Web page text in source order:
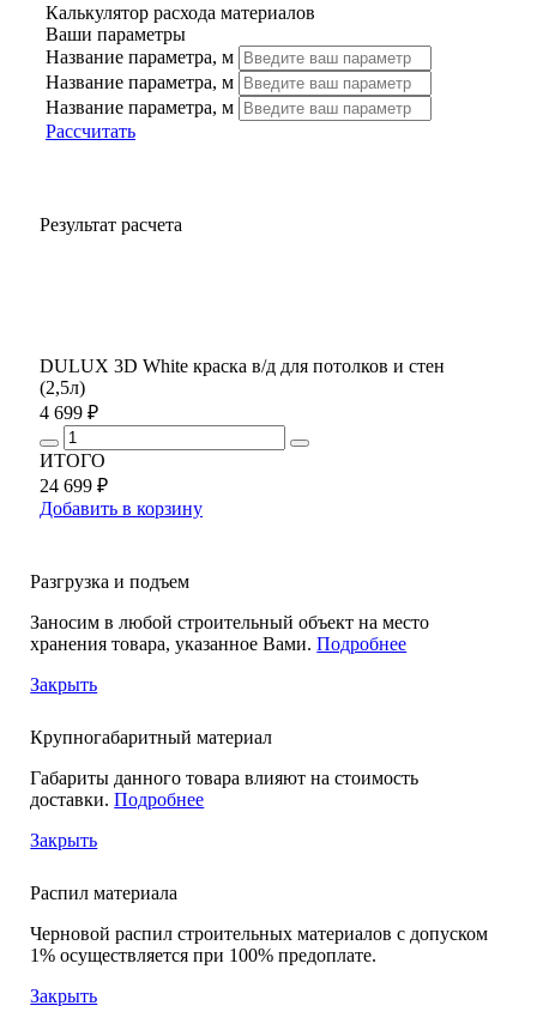
Калькулятор расхода материалов
Ваши параметры
Название параметра, м
Название параметра, м
Название параметра, м
Рассчитать
Результат расчета
DULUX 3D White краска в/д для потолков и стен
(2,5л)
4 699 ₽
ИТОГО
24 699 ₽
Добавить в корзину
Разгрузка и подъем
Заносим в любой строительный объект на место
хранения товара, указанное Вами.Подробнее
Закрыть
Крупногабаритный материал
Габариты данного товара влияют на стоимость
доставки.Подробнее
Закрыть
Распил материала
Черновой распил строительных материалов с допуском
1% осуществляется при 100% предоплате.
Закрыть